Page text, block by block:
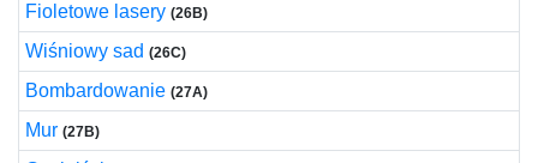
Fioletowe lasery (26B)
Wiśniowy sad (26C)
Bombardowanie (27A)
Mur (27B)